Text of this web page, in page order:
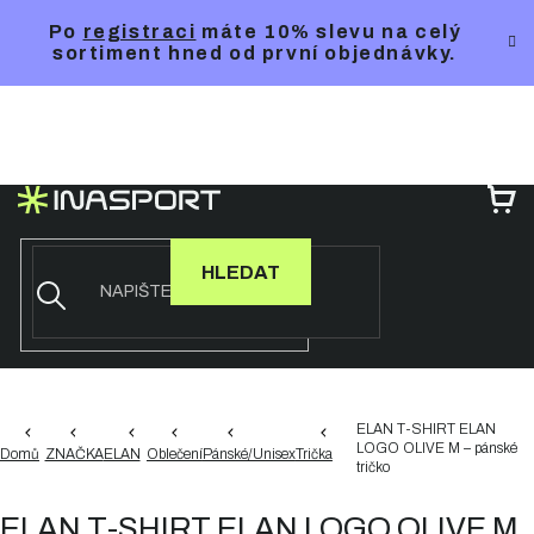
Po registraci máte 10% slevu na celý
sortiment hned od první objednávky.
HLEDAT
Domů ZNAČKAELAN OblečeníPánské/UnisexTrička
ELAN T-SHIRT ELAN
LOGO OLIVE M – pánské
tričko